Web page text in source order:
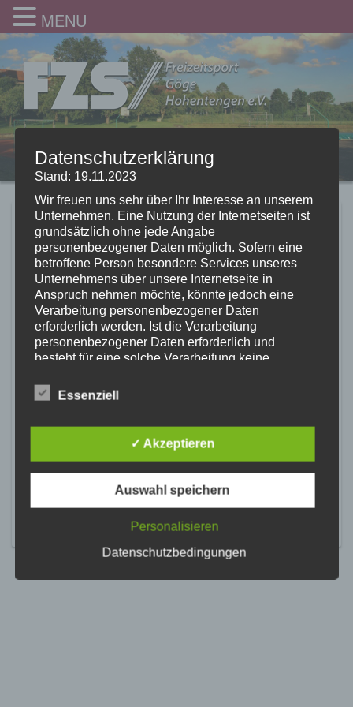
Nikolaus 2017
10.12.2017
MENU
Datenschutzerklärung
Stand: 19.11.2023
Wir freuen uns sehr über Ihr Interesse an unserem
Unternehmen. Eine Nutzung der Internetseiten ist
grundsätzlich ohne jede Angabe
personenbezogener Daten möglich. Sofern eine
betroffene Person besondere Services unseres
Unternehmens über unsere Internetseite in
Anspruch nehmen möchte, könnte jedoch eine
Verarbeitung personenbezogener Daten
erforderlich werden. Ist die Verarbeitung
personenbezogener Daten erforderlich und
besteht für eine solche Verarbeitung keine
Einwilligung der betroffenen Person ein.
beispielsweise des Namens, der Anschrift, E-Mail-
Adresse oder Telefonnummer einer betroffenen
Person, erfolgt stets im Einklang mit der
Datenschutz-Grundverordnung und in
Übereinstimmung mit den für uns geltenden
landesspezifischen Datenschutzbestimmungen.
Mittels dieser Datenschutzerklärung möchte unser
und Zweck der von uns erhobenen, genutzten und
Essenziell
✓ Akzeptieren
Auswahl speichern
Personalisieren
Datenschutzbedingungen